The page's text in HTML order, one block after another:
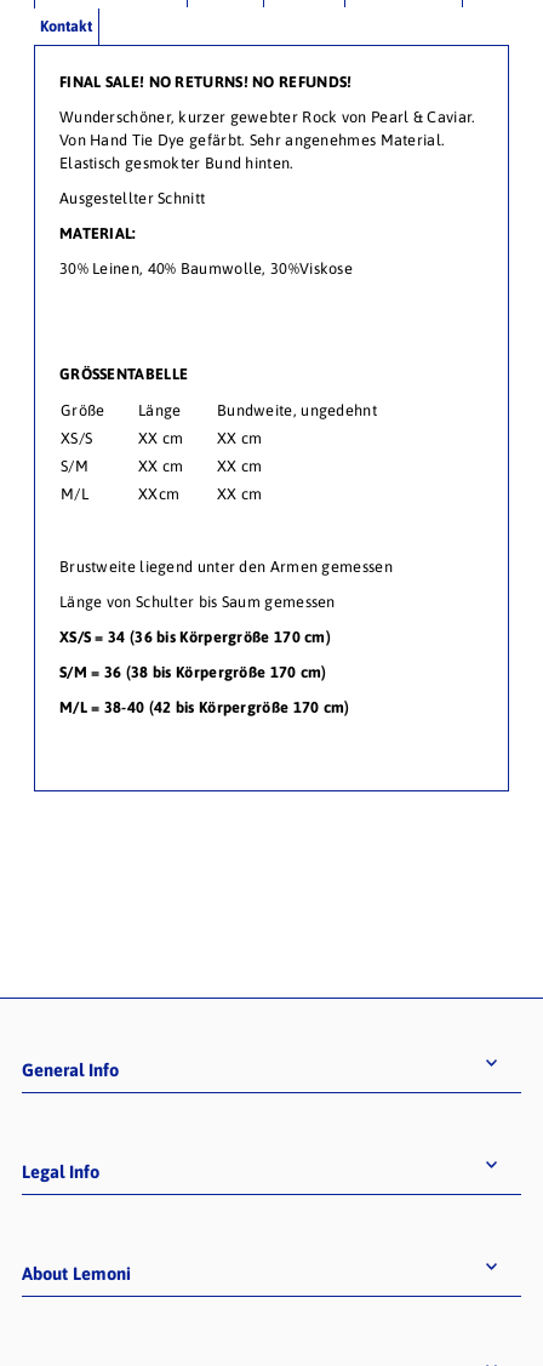
Kontakt
FINAL SALE! NO RETURNS! NO REFUNDS!
Wunderschöner, kurzer gewebter Rock von Pearl & Caviar.
Von Hand Tie Dye gefärbt. Sehr angenehmes Material.
Elastisch gesmokter Bund hinten.
Ausgestellter Schnitt
MATERIAL:
30% Leinen, 40% Baumwolle, 30%Viskose
GRÖSSENTABELLE
Größe
Länge
Bundweite, ungedehnt
XS/S
XX cm
XX cm
S/M
XX cm
XX cm
M/L
XXcm XX cm
Brustweite liegend unter den Armen gemessen
Länge von Schulter bis Saum gemessen
XS/S = 34 (36 bis Körpergröße 170 cm)
S/M = 36 (38 bis Körpergröße 170 cm)
M/L = 38-40 (42 bis Körpergröße 170 cm)
General Info
Legal Info
About Lemoni